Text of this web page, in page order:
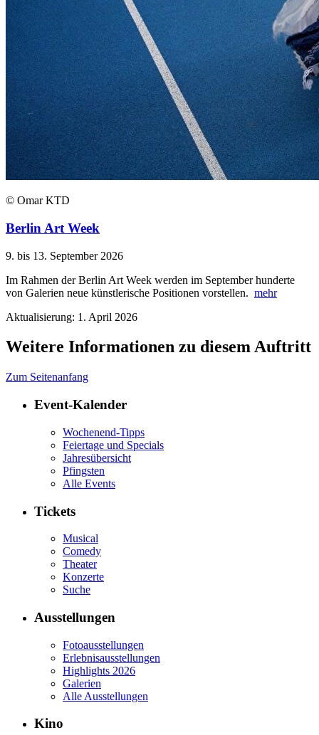
© Omar KTD
Berlin Art Week
9. bis 13. September 2026
Im Rahmen der Berlin Art Week werden im September hunderte
von Galerien neue künstlerische Positionen vorstellen. mehr
Aktualisierung: 1. April 2026
Weitere Informationen zu diesem Auftritt
Zum Seitenanfang
Event-Kalender
Wochenend-Tipps
Feiertage und Specials
Jahresübersicht
Pfingsten
Alle Events
Tickets
Musical
Comedy
Theater
Konzerte
Suche
Ausstellungen
Fotoausstellungen
Erlebnisausstellungen
Highlights 2026
Galerien
Alle Ausstellungen
Kino